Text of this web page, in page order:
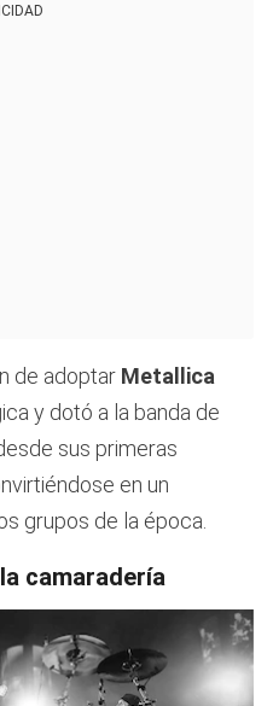
de adoptar Metallica
y dotó a la banda de
sus primeras
en un
grupos de la época.
camaradería